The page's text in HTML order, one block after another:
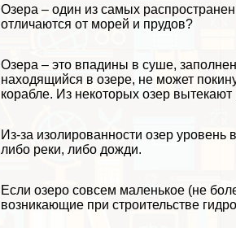
Озера – один из самых
отличаются от морей и прудов?
Озера – это впадины в суше,
находящийся в озере, не может
корабле. Из некоторых озер вытекают
Из-за изолированности озер
либо реки, либо дожди.
Если озеро совсем маленькое (не
возникающие при строительстве